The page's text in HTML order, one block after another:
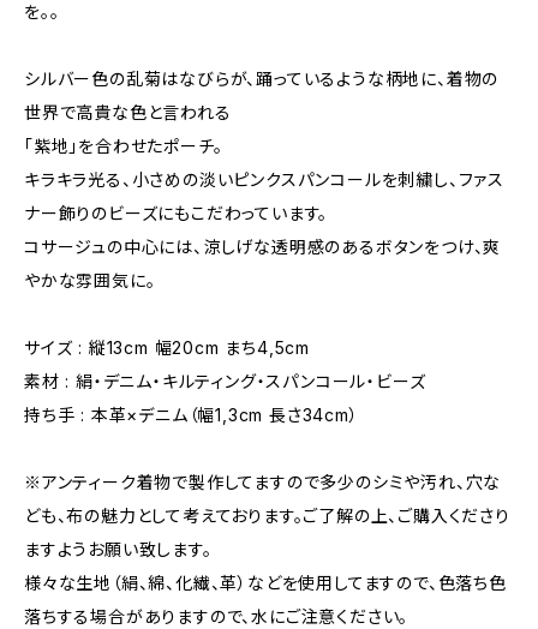
を。。
シルバー色の乱菊はなびらが、踊っているような柄地に、着物の
世界で高貴な色と言われる
「紫地」を合わせたポーチ。
キラキラ光る、小さめの淡いピンクスパンコールを刺繍し、ファス
ナー飾りのビーズにもこだわっています。
コサージュの中心には、涼しげな透明感のあるボタンをつけ、爽
やかな雰囲気に。
サイズ : 縦13cm 幅20cm まち4,5cm
素材 : 絹・デニム・キルティング・スパンコール・ビーズ
持ち手 : 本革×デニム（幅1,3cm 長さ34cm）
※アンティーク着物で製作してますので多少のシミや汚れ、穴な
ども、布の魅力として考えております。ご了解の上、ご購入くださり
ますようお願い致します。
様々な生地（絹、綿、化繊、革）などを使用してますので、色落ち色
落ちする場合がありますので、水にご注意ください。